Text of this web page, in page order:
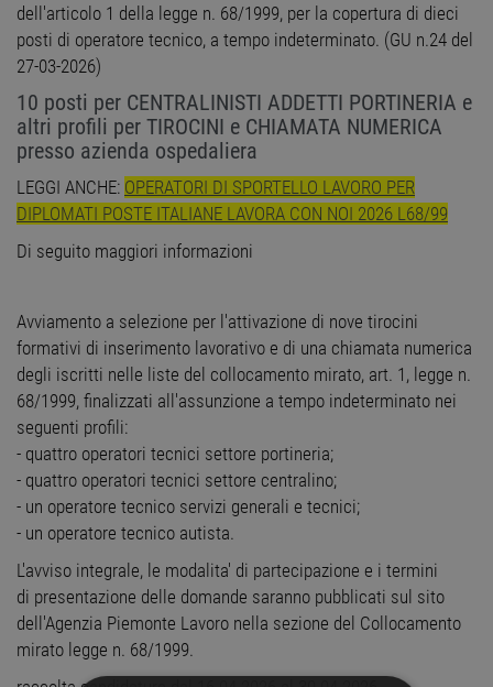
dell'articolo 1 della legge n. 68/1999, per la copertura di dieci
posti di operatore tecnico, a tempo indeterminato. (GU n.24 del
27-03-2026)
10 posti per CENTRALINISTI ADDETTI PORTINERIA e
altri profili per TIROCINI e CHIAMATA NUMERICA
presso azienda ospedaliera
LEGGI ANCHE: OPERATORI DI SPORTELLO LAVORO PER
DIPLOMATI POSTE ITALIANE LAVORA CON NOI 2026 L68/99
Di seguito maggiori informazioni
Avviamento a selezione per l'attivazione di nove tirocini
formativi di inserimento lavorativo e di una chiamata numerica
degli iscritti nelle liste del collocamento mirato, art. 1, legge n.
68/1999, finalizzati all'assunzione a tempo indeterminato nei
seguenti profili:
- quattro operatori tecnici settore portineria;
- quattro operatori tecnici settore centralino;
- un operatore tecnico servizi generali e tecnici;
- un operatore tecnico autista.
L'avviso integrale, le modalita' di partecipazione e i termini
di presentazione delle domande saranno pubblicati sul sito
dell'Agenzia Piemonte Lavoro nella sezione del Collocamento
mirato legge n. 68/1999.